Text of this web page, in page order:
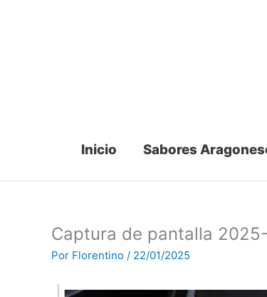
Inicio Sabores
Captura de pantalla
Por Florentino / 22/01/2025